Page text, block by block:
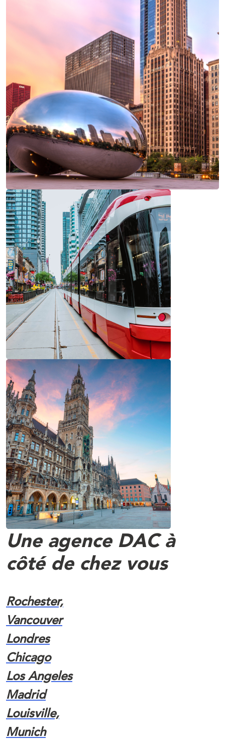
Une agence DAC à
côté de chez vous
Rochester,
Vancouver
Londres
Chicago
Los Angeles
Madrid
Louisville,
Munich